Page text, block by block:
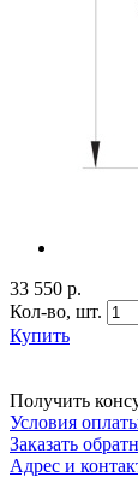
33 550 р.
Кол-во, шт.
Купить
Получить
Условия
Заказать
Адрес и